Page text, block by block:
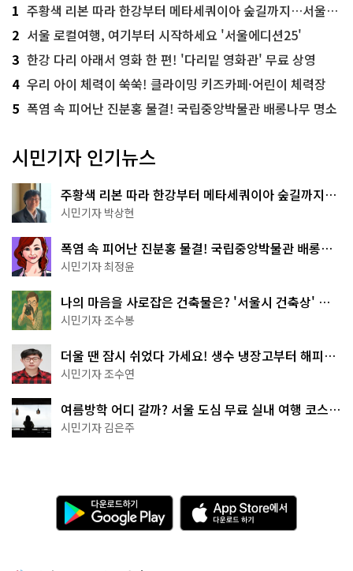
1 주황색 리본 따라 한강부터 메타세쿼이아 숲길까지…서울둘레길 15코스
2 서울 로컬여행, 여기부터 시작하세요 '서울에디션25'
3 한강 다리 아래서 영화 한 편! '다리밑 영화관' 무료 상영
4 우리 아이 체력이 쑥쑥! 클라이밍 키즈카페·어린이 체력장
5 폭염 속 피어난 진분홍 물결! 국립중앙박물관 배롱나무 명소
시민기자 인기뉴스
주황색 리본 따라 한강부터 메타세쿼이아 숲길까지…
서울둘레길 15코스
시민기자 박상현
폭염 속 피어난 진분홍 물결! 국립중앙박물관 배롱나
무 명소
시민기자 최정윤
나의 마음을 사로잡은 건축물은? '서울시 건축상' 수
상작 공개!
시민기자 조수봉
더울 땐 잠시 쉬었다 가세요! 생수 냉장고부터 해피소
·무더위쉼터까지
시민기자 조수연
여름방학 어디 갈까? 서울 도심 무료 실내 여행 코스
추천
시민기자 김은주
다
운
로
A
p
p